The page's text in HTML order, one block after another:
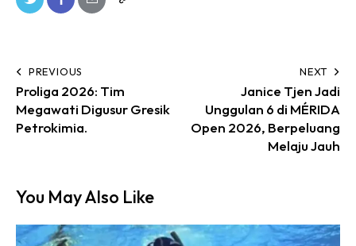
PREVIOUS
Proliga 2026: Tim
Megawati Digusur Gresik
Petrokimia.
NEXT
Janice Tjen Jadi
Unggulan 6 di MÉRIDA
Open 2026, Berpeluang
Melaju Jauh
You May Also Like